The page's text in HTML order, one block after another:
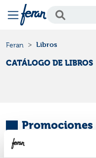
Feran Libros
CATÁLOGO DE LIBROS
Promociones